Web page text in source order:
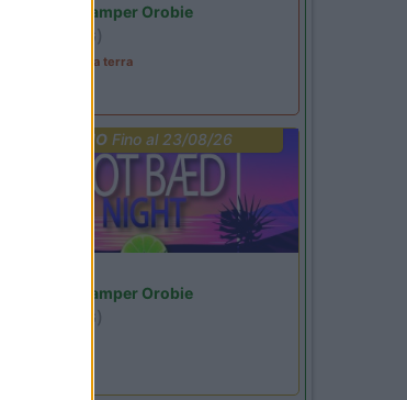
Area Sosta Camper Orobie
(BG)
A levar l'ombra da terra
PROMO Fino al 23/08/26
Area Sosta Camper Orobie
(BG)